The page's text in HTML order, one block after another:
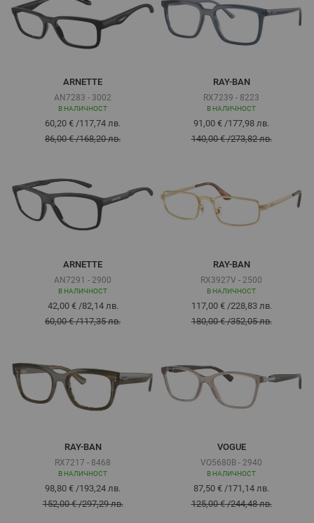
ARNETTE
AN7283 - 3002
В НАЛИЧНОСТ
60,20 € /117,74 лв.
86,00 €/168,20 лв.
RAY-BAN
RX7239 - 8223
В НАЛИЧНОСТ
91,00 € /177,98 лв.
140,00 €/273,82 лв.
ARNETTE
AN7291 - 2900
В НАЛИЧНОСТ
42,00 €/82,14 лв.
60,00 €/117,35 лв.
RAY-BAN
RX3927V - 2500
В НАЛИЧНОСТ
117,00 €/228,83 лв.
180,00 €/352,05 лв.
RAY-BAN
RX7217 - 8468
В НАЛИЧНОСТ
98,80 € /193,24 лв.
152,00 €/297,29 лв.
VOGUE
VO5680B - 2940
В НАЛИЧНОСТ
87,50 € /171,14 лв.
125,00 €/244,48 лв.